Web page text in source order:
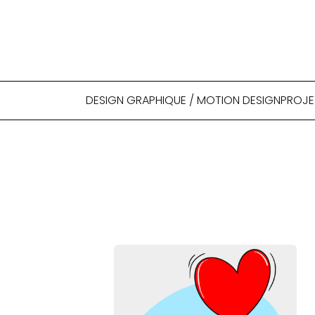
DESIGN GRAPHIQUE / MOTION DESIGN